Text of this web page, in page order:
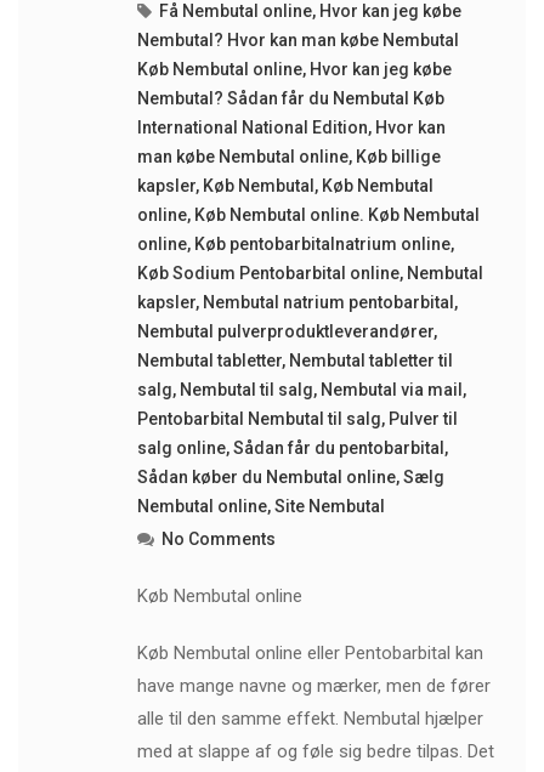
Få Nembutal online, Hvor kan jeg købe
Nembutal? Hvor kan man købe Nembutal
Køb Nembutal online, Hvor kan jeg købe
Nembutal? Sådan får du Nembutal Køb
International National Edition, Hvor kan
man købe Nembutal online, Køb billige
kapsler, Køb Nembutal , Køb Nembutal
online, Køb Nembutal online. Køb Nembutal
online, Køb pentobarbitalnatrium online,
Køb Sodium Pentobarbital online, Nembutal
kapsler, Nembutal natrium pentobarbital ,
Nembutal pulverproduktleverandører,
Nembutal tabletter, Nembutal tabletter til
salg, Nembutal til salg, Nembutal via mail ,
Pentobarbital Nembutal til salg, Pulver til
salg online,Sådan får du pentobarbital ,
Sådan køber du Nembutal online,Sælg
Nembutal online,Site Nembutal
No Comments
Køb Nembutal online
Køb Nembutal online eller Pentobarbital kan
have mange navne og mærker, men de fører
alle til den samme effekt. Nembutal hjælper
med at slappe af og føle sig bedre tilpas. Det